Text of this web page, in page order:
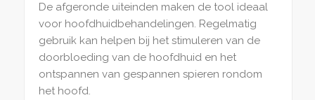
De afgeronde uiteinden maken de tool ideaal
voor hoofdhuidbehandelingen. Regelmatig
gebruik kan helpen bij het stimuleren van de
doorbloeding van de hoofdhuid en het
ontspannen van gespannen spieren rondom
het hoofd.